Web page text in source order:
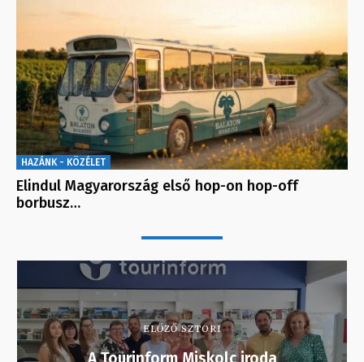
HAZÁNK - KÖZÉLET
Elindul Magyarország első hop-on hop-off
borbusz…
ELŐZŐ SZTORI